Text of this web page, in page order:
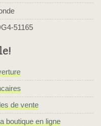
51165
de vente
boutique en ligne